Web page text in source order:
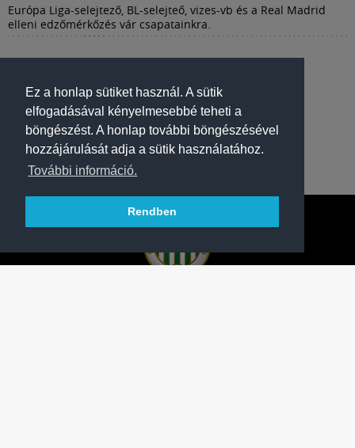
Ez a honlap sütiket használ. A sütik
elfogadásával kényelmesebbé teheti a
böngészést. A honlap további böngészésével
hozzájárulását adja a sütik használatához.
További információ.
Rendben
Európa Liga-selejtező, BL-selejteő, vizes-vb és a Real Madrid
elleni edzőmérkőzés vár csapatainkra.